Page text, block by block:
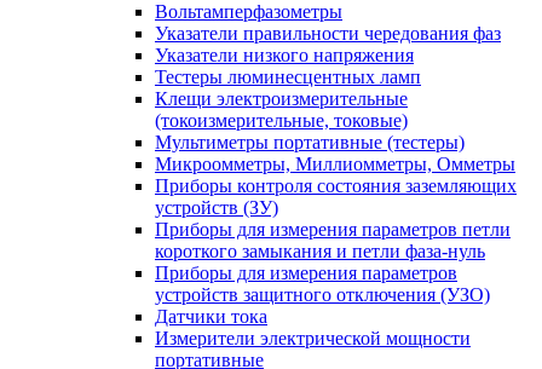
Вольтамперфазометры
Указатели правильности чередования фаз
Указатели низкого напряжения
Тестеры люминесцентных ламп
Клещи электроизмерительные
(токоизмерительные, токовые)
Мультиметры портативные (тестеры)
Микроомметры, Миллиомметры, Омметры
Приборы контроля состояния заземляющих
устройств (ЗУ)
Приборы для измерения параметров петли
короткого замыкания и петли фаза-нуль
Приборы для измерения параметров
устройств защитного отключения (УЗО)
Датчики тока
Измерители электрической мощности
портативные